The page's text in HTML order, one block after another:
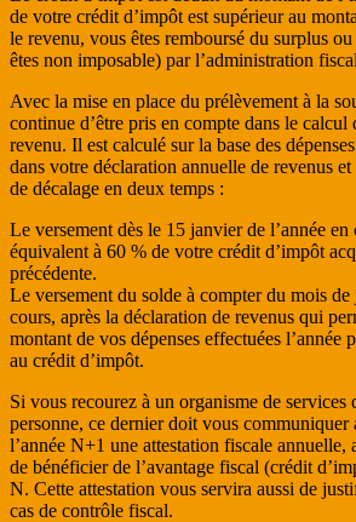
de votre crédit d’impôt est supérieur au
le revenu, vous êtes remboursé du surplus
êtes non imposable) par l’administration
Avec la mise en place du prélèvement à la
continue d’être pris en compte dans le calcul
revenu. Il est calculé sur la base des
dans votre déclaration annuelle de revenus et
de décalage en deux temps :
Le versement dès le 15 janvier de l’année en
équivalent à 60 % de votre crédit d’impôt
précédente.
Le versement du solde à compter du mois de
cours, après la déclaration de revenus qui
montant de vos dépenses effectuées l’année
au crédit d’impôt.
Si vous recourez à un organisme de services
personne, ce dernier doit vous communiquer
l’année N+1 une attestation fiscale annuelle,
de bénéficier de l’avantage fiscal (crédit
N. Cette attestation vous servira aussi de
cas de contrôle fiscal.